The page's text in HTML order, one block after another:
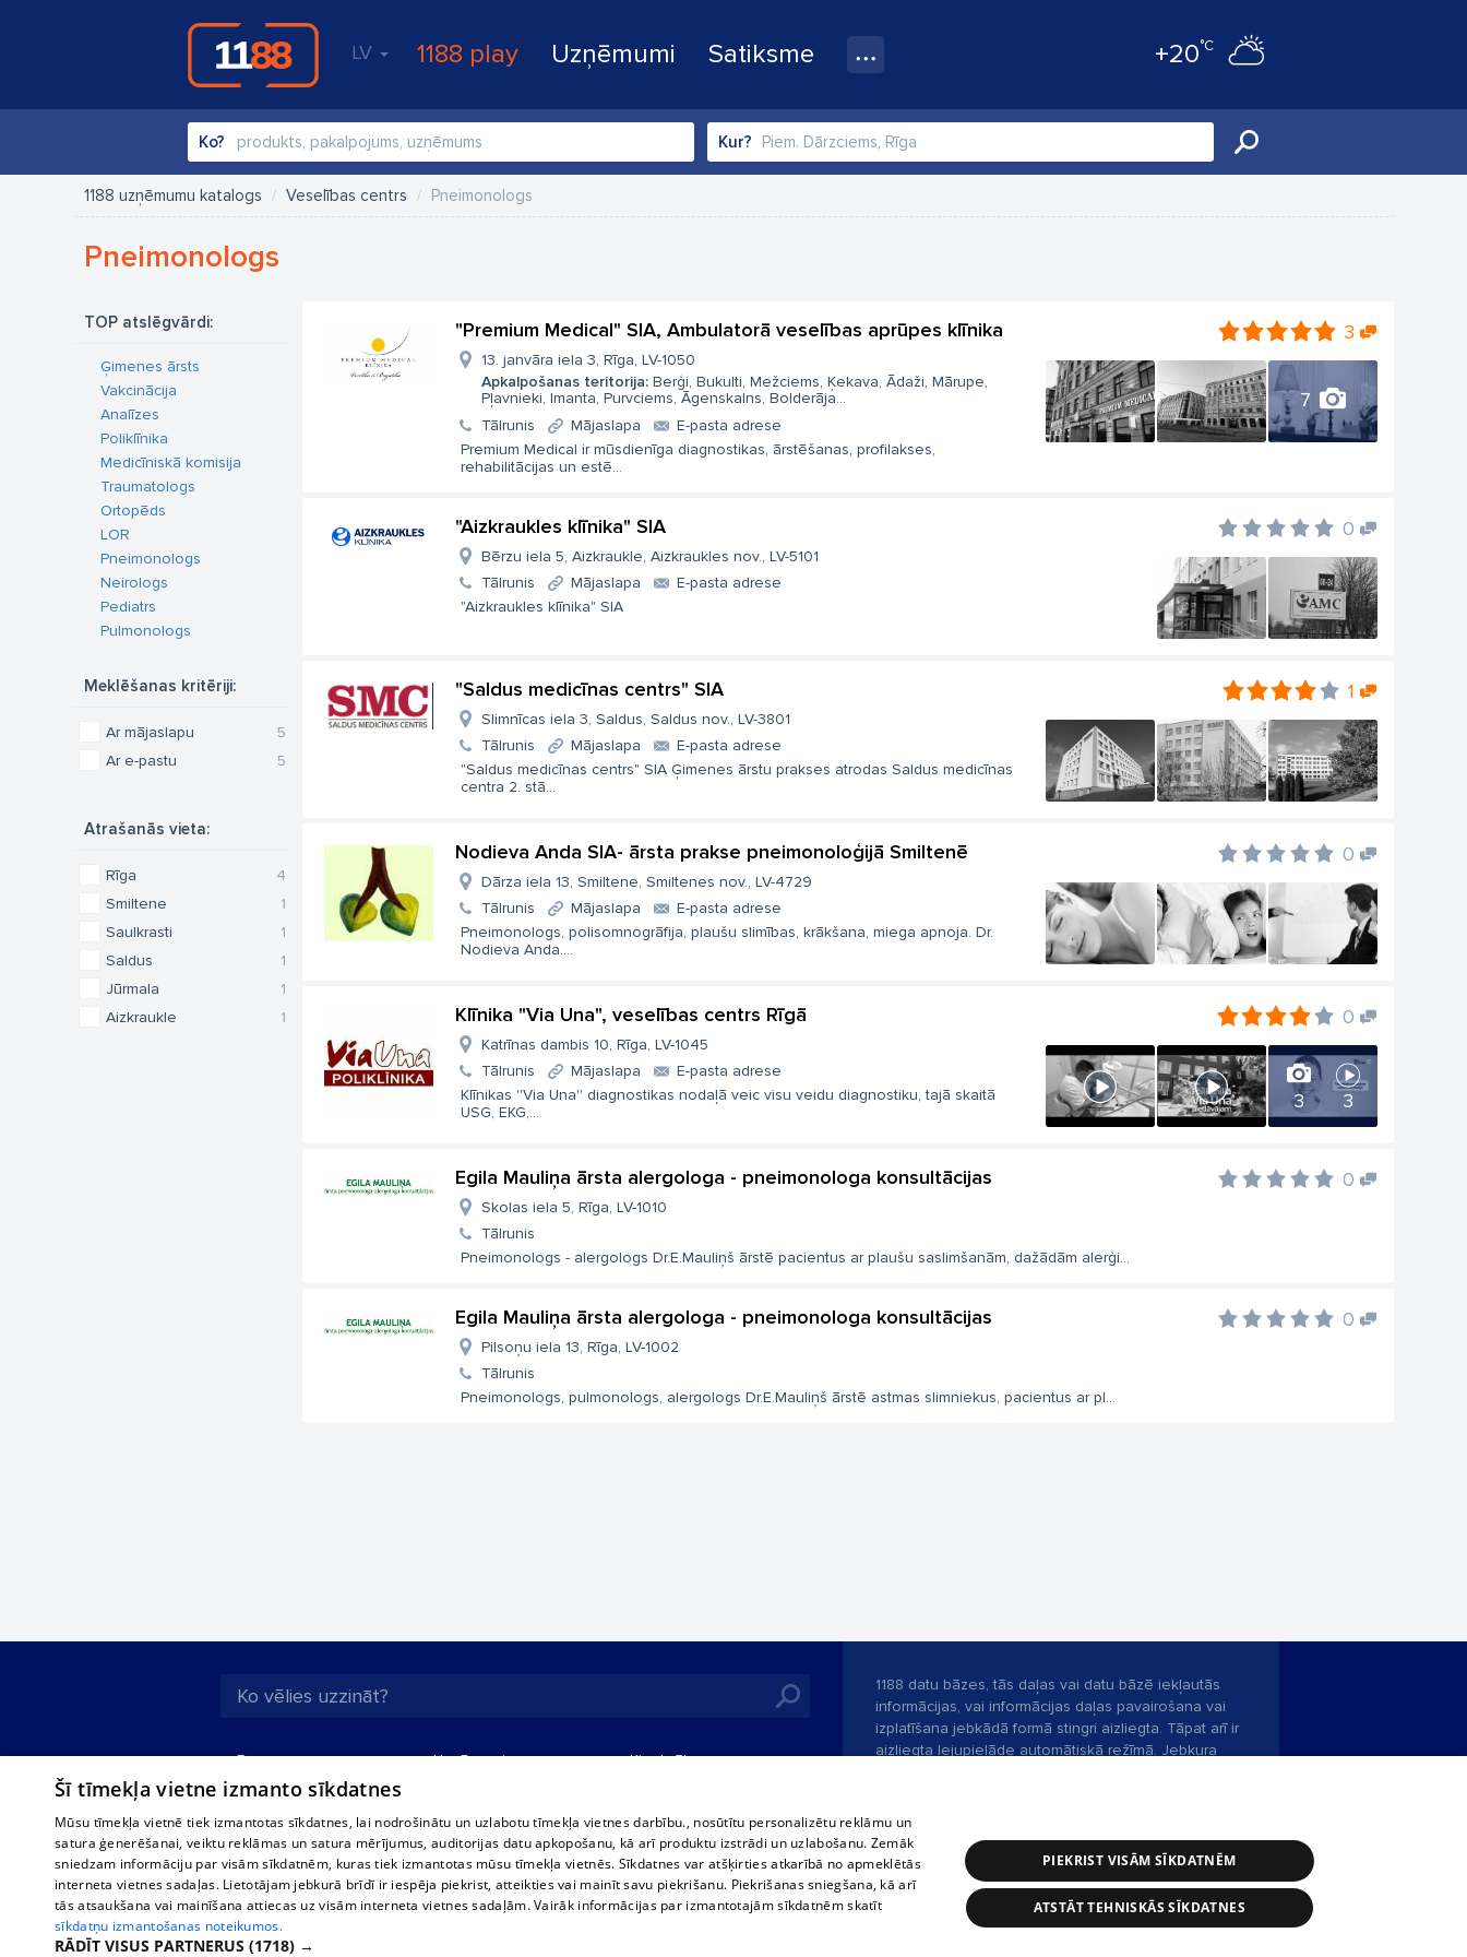
LV 1188 play Uzņēmumi Satiksme +20°C
Ko? Kur?
1188 uzņēmumu katalogs Veselības centrs Pneimonologs
Pneimonologs
TOP atslēgvārdi:
Ģimenes ārsts
Vakcinācija
Analīzes
Poliklīnika
Medicīniskā komisija
Traumatologs
Ortopēds
LOR
Pneimonologs
Neirologs
Pediatrs
Pulmonologs
Meklēšanas kritēriji:
5
Ar mājaslapu
5
Ar e-pastu
Atrašanās vieta:
4
Rīga
1
Smiltene
1
Saulkrasti
1
Saldus
1
Jūrmala
1
Aizkraukle
"Premium Medical" SIA, Ambulatorā veselības aprūpes klīnika 3
7
13. janvāra iela 3, Rīga, LV-1050
Apkalpošanas teritorija: Berģi, Bukulti, Mežciems, Ķekava, Ādaži, Mārupe,
Pļavnieki, Imanta, Purvciems, Āgenskalns, Bolderāja...
Tālrunis
Mājaslapa
E-pasta adrese
Premium Medical ir mūsdienīga diagnostikas, ārstēšanas, profilakses,
rehabilitācijas un estē...
"Aizkraukles klīnika" SIA 0
Bērzu iela 5, Aizkraukle, Aizkraukles nov., LV-5101
Tālrunis
Mājaslapa
E-pasta adrese
"Aizkraukles klīnika" SIA
"Saldus medicīnas centrs" SIA 1
Slimnīcas iela 3, Saldus, Saldus nov., LV-3801
Tālrunis
Mājaslapa
E-pasta adrese
"Saldus medicīnas centrs" SIA Ģimenes ārstu prakses atrodas Saldus medicīnas
centra 2. stā...
Nodieva Anda SIA- ārsta prakse pneimonoloģijā Smiltenē 0
Dārza iela 13, Smiltene, Smiltenes nov., LV-4729
Tālrunis
Mājaslapa
E-pasta adrese
Pneimonologs, polisomnogrāfija, plaušu slimības, krākšana, miega apnoja. Dr.
Nodieva Anda....
Klīnika "Via Una", veselības centrs Rīgā 0
3 3
Katrīnas dambis 10, Rīga, LV-1045
Tālrunis
Mājaslapa
E-pasta adrese
Klīnikas ''Via Una'' diagnostikas nodaļā veic visu veidu diagnostiku, tajā skaitā
USG, EKG,...
Egila Mauliņa ārsta alergologa - pneimonologa konsultācijas 0
Skolas iela 5, Rīga, LV-1010
Tālrunis
Pneimonologs - alergologs Dr.E.Mauliņš ārstē pacientus ar plaušu saslimšanām, dažādām alerģi...
Egila Mauliņa ārsta alergologa - pneimonologa konsultācijas 0
Pilsoņu iela 13, Rīga, LV-1002
Tālrunis
Pneimonologs, pulmonologs, alergologs Dr.E.Mauliņš ārstē astmas slimniekus, pacientus ar pl...
Par mums
Reklāma
Biznesa klientiem
Tarifi
Privātuma politika
Sīkdatņu iestatījumi
Politiskā reklāma
Uzņēmumi
Autobusu biļetes
Vilcienu biļetes
Kinoteātros
Līguma noteikumi
360 Ziņas kontakti
1188 datu bāzes, tās daļas vai datu bāzē iekļautās
informācijas, vai informācijas daļas pavairošana vai
izplatīšana jebkādā formā stingri aizliegta. Tāpat arī ir
aizliegta lejupielāde automātiskā režīmā. Jebkura
Portāla palīdzības dienests: e-pasts -info@1188.lv
SIA Helio Media2004-2026
Šī tīmekļa vietne izmanto sīkdatnes
Mūsu tīmekļa vietnē tiek izmantotas sīkdatnes, lai nodrošinātu un uzlabotu tīmekļa vietnes darbību., nosūtītu personalizētu reklāmu un
satura ģenerēšanai, veiktu reklāmas un satura mērījumus, auditorijas datu apkopošanu, kā arī produktu izstrādi un uzlabošanu. Zemāk
sniedzam informāciju par visām sīkdatnēm, kuras tiek izmantotas mūsu tīmekļa vietnēs. Sīkdatnes var atšķirties atkarībā no apmeklētās
interneta vietnes sadaļas. Lietotājam jebkurā brīdī ir iespēja piekrist, atteikties vai mainīt savu piekrišanu. Piekrišanas sniegšana, kā arī
tās atsaukšana vai mainīšana attiecas uz visām interneta vietnes sadaļām. Vairāk informācijas par izmantotajām sīkdatnēm skatīt
sīkdatņu izmantošanas noteikumos.
RĀDĪT VISUS PARTNERUS (1718) →
PIEKRIST VISĀM SĪKDATNĒM
ATSTĀT TEHNISKĀS SĪKDATNES